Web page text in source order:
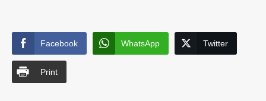
Facebook WhatsApp Twitter
Print